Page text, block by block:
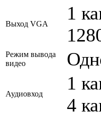
Выход VGA
1
Режим вывода
видео
Аудиовход
1
4